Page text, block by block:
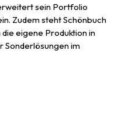
sein Portfolio
Zudem steht Schönbuch
eigene Produktion in
Sonderlösungen im